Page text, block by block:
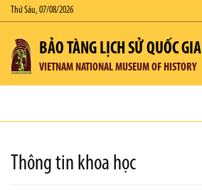
Thứ Sáu, 07/08/2026
BẢO TÀNG LỊCH SỬ QUỐC GIA
VIETNAM NATIONAL MUSEUM OF HISTORY
Thông tin khoa học